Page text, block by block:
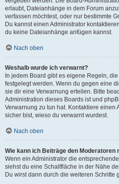
erlaubt, Dateianhänge in dem Forum
verfassen möchtest, oder nur bestimmte
Du kannst einen Administrator
du keine Dateianhänge anfügen kannst.
Nach oben
Weshalb wurde ich verwarnt?
In jedem Board gibt es eigene Regeln,
festgelegt werden. Wenn du gegen eine
sie dir eine Verwarnung erteilen. Bitte
Administration dieses Boards ist und
Verwarnung zu tun hat. Kontaktiere einen
sicher bist, wieso du verwarnt wurdest.
Nach oben
Wie kann ich Beiträge den Moderatoren
Wenn ein Administrator die
siehst du eine Schaltfläche in der Nähe
Du wirst dann durch die weiteren Schritte